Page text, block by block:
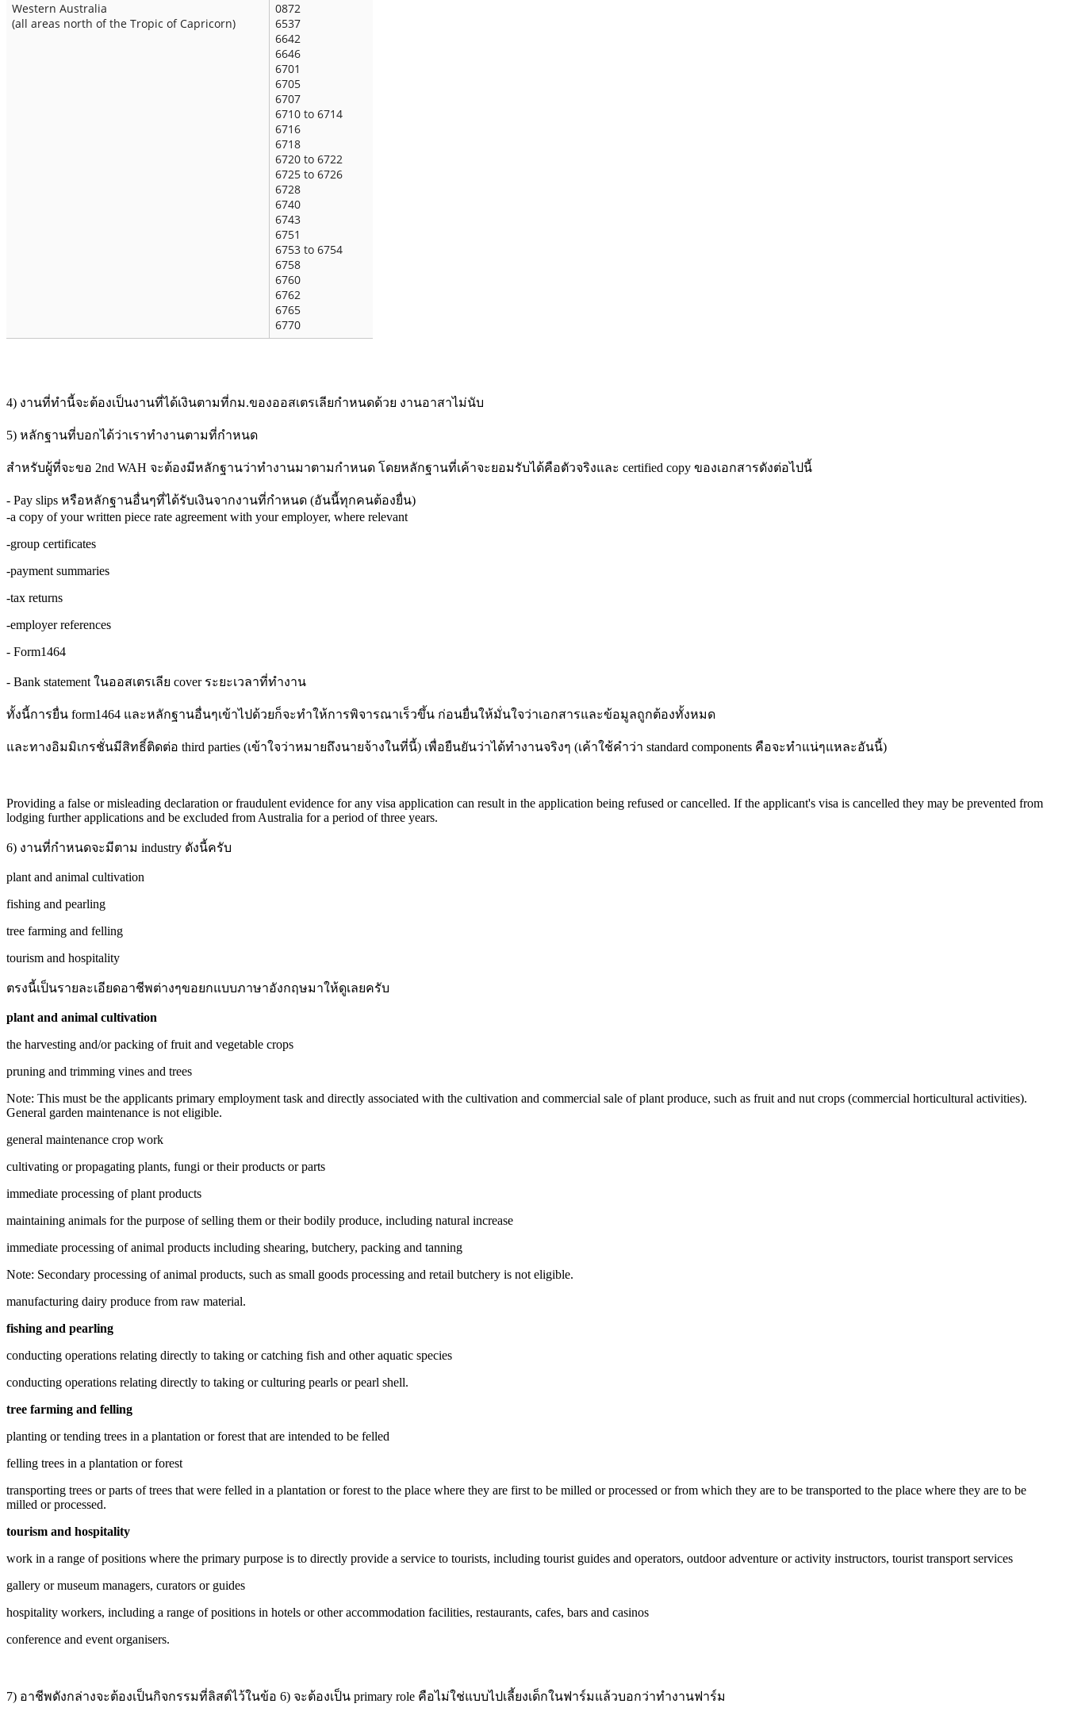
Western Australia
(all areas north of the Tropic of Capricorn)
0872
6537
6642
6646
6701
6705
6707
6710 to 6714
6716
6718
6720 to 6722
6725 to 6726
6728
6740
6743
6751
6753 to 6754
6758
6760
6762
6765
6770
4) งานที่ทำนี้จะต้องเป็นงานที่ได้เงินตามที่กม.ของออสเตรเลียกำหนดด้วย งานอาสาไม่นับ
5) หลักฐานที่บอกได้ว่าเราทำงานตามที่กำหนด
สำหรับผู้ที่จะขอ 2nd WAH จะต้องมีหลักฐานว่าทำงานมาตามกำหนด โดยหลักฐานที่เค้าจะยอมรับได้คือตัวจริงและ certified copy ของเอกสารดังต่อไปนี้
- Pay slips หรือหลักฐานอื่นๆที่ได้รับเงินจากงานที่กำหนด (อันนี้ทุกคนต้องยื่น)
-a copy of your written piece rate agreement with your employer, where relevant
-group certificates
-payment summaries
-tax returns
-employer references
- Form1464
- Bank statement ในออสเตรเลีย cover ระยะเวลาที่ทำงาน
ทั้งนี้การยื่น form1464 และหลักฐานอื่นๆเข้าไปด้วยก็จะทำให้การพิจารณาเร็วขึ้น ก่อนยื่นให้มั่นใจว่าเอกสารและข้อมูลถูกต้องทั้งหมด
และทางอิมมิเกรชั่นมีสิทธิ์ติดต่อ third parties (เข้าใจว่าหมายถึงนายจ้างในที่นี้) เพื่อยืนยันว่าได้ทำงานจริงๆ (เค้าใช้คำว่า standard components คือจะทำแน่ๆแหละอันนี้)
Providing a false or misleading declaration or fraudulent evidence for any visa application can result in the application being refused or cancelled. If the applicant's visa is cancelled they may be prevented from
lodging further applications and be excluded from Australia for a period of three years.
6) งานที่กำหนดจะมีตาม industry ดังนี้ครับ
plant and animal cultivation
fishing and pearling
tree farming and felling
tourism and hospitality
ตรงนี้เป็นรายละเอียดอาชีพต่างๆขอยกแบบภาษาอังกฤษมาให้ดูเลยครับ
plant and animal cultivation
the harvesting and/or packing of fruit and vegetable crops
pruning and trimming vines and trees
Note: This must be the applicants primary employment task and directly associated with the cultivation and commercial sale of plant produce, such as fruit and nut crops (commercial horticultural activities).
General garden maintenance is not eligible.
general maintenance crop work
cultivating or propagating plants, fungi or their products or parts
immediate processing of plant products
maintaining animals for the purpose of selling them or their bodily produce, including natural increase
immediate processing of animal products including shearing, butchery, packing and tanning
Note: Secondary processing of animal products, such as small goods processing and retail butchery is not eligible.
manufacturing dairy produce from raw material.
fishing and pearling
conducting operations relating directly to taking or catching fish and other aquatic species
conducting operations relating directly to taking or culturing pearls or pearl shell.
tree farming and felling
planting or tending trees in a plantation or forest that are intended to be felled
felling trees in a plantation or forest
transporting trees or parts of trees that were felled in a plantation or forest to the place where they are first to be milled or processed or from which they are to be transported to the place where they are to be
milled or processed.
tourism and hospitality
work in a range of positions where the primary purpose is to directly provide a service to tourists, including tourist guides and operators, outdoor adventure or activity instructors, tourist transport services
gallery or museum managers, curators or guides
hospitality workers, including a range of positions in hotels or other accommodation facilities, restaurants, cafes, bars and casinos
conference and event organisers.
7) อาชีพดังกล่างจะต้องเป็นกิจกรรมที่ลิสต์ไว้ในข้อ 6) จะต้องเป็น primary role คือไม่ใช่แบบไปเลี้ยงเด็กในฟาร์มแล้วบอกว่าทำงานฟาร์ม